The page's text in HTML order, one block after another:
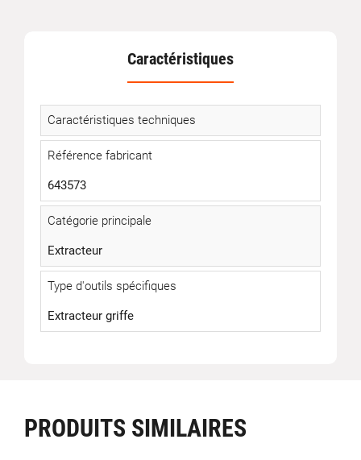
Caractéristiques
Caractéristiques techniques
Référence fabricant
643573
Catégorie principale
Extracteur
Type d'outils spécifiques
Extracteur griffe
PRODUITS SIMILAIRES